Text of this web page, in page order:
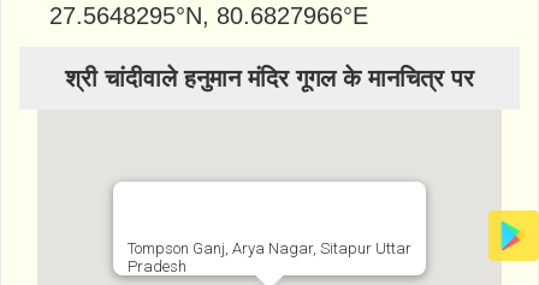
27.5648295°N, 80.6827966°E
श्री चांदीवाले हनुमान मंदिर गूगल के मानचित्र पर
Tompson Ganj, Arya Nagar, Sitapur Uttar
Pradesh